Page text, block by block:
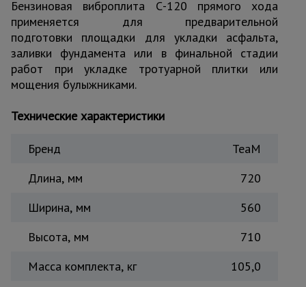
стремянки
Штукатурные
комплекты
Сварочные
Бензиновая виброплита С-120 прямого хода
применяется для предварительной
подготовки площадки для укладки асфальта,
заливки фундамента или в финальной стадии
работ при укладке тротуарной плитки или
мощения булыжниками.
Технические характеристики
Бренд
TeaM
Длина, мм
720
Ширина, мм
560
Высота, мм
710
Масса комплекта, кг
105,0